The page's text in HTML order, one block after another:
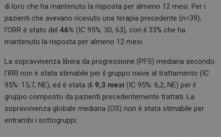
di loro che ha mantenuto la risposta per almeno 12 mesi. Per i
pazienti che avevano ricevuto una terapia precedente (n=39),
l’ORR è stato del46% (IC 95%: 30, 63), con il 33% che ha
mantenuto la risposta per almeno 12 mesi.
La sopravvivenza libera da progressione (PFS) mediana secondo
l’IRR non è stata stimabile per il gruppo naïve al trattamento (IC
95%: 15,7, NE), ed è stata di 9,3 mesi (IC 95%: 6,2, NE) per il
gruppo composto da pazienti precedentemente trattati. La
sopravvivenza globale mediana (OS) non è stata stimabile per
entrambi i sottogruppi.